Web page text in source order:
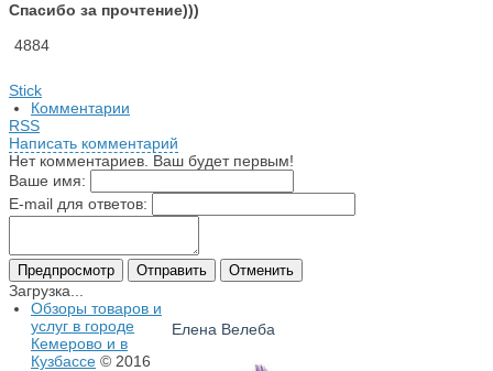
Спасибо за прочтение)))
4884
Stick
Комментарии
RSS
Написать комментарий
Нет комментариев. Ваш будет первым!
Ваше имя:
E-mail для ответов:
Загрузка...
Елена Велеба
Обзоры товаров и
услуг в городе
Кемерово и в
Кузбассе © 2016